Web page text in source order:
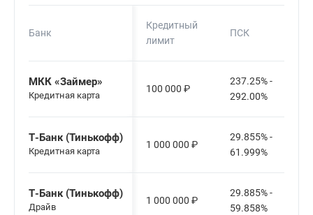
Банк
Кредитный
лимит
ПСК
МКК «Займер»
Кредитная карта
100 000 ₽
237.25% -
292.00%
Т-Банк (Тинькофф)
Кредитная карта
1 000 000 ₽
29.855% -
61.999%
Т-Банк (Тинькофф)
Драйв
1 000 000 ₽
29.885% -
59.858%